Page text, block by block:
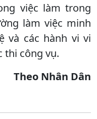
việc làm trong
làm việc minh
và các hành vi vi
thi công vụ.
Theo Nhân Dân